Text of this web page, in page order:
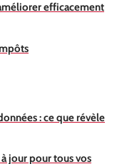
efficacement
: ce que révèle
jour pour tous vos